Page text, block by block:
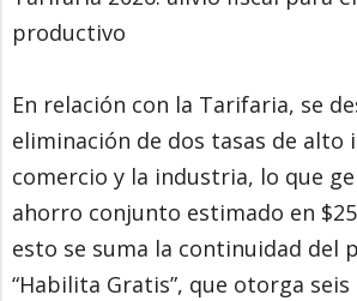
productivo
En relación con la Tarifaria, se
eliminación de dos tasas de alto
comercio y la industria, lo que
ahorro conjunto estimado en
esto se suma la continuidad del
“Habilita Gratis”, que otorga seis